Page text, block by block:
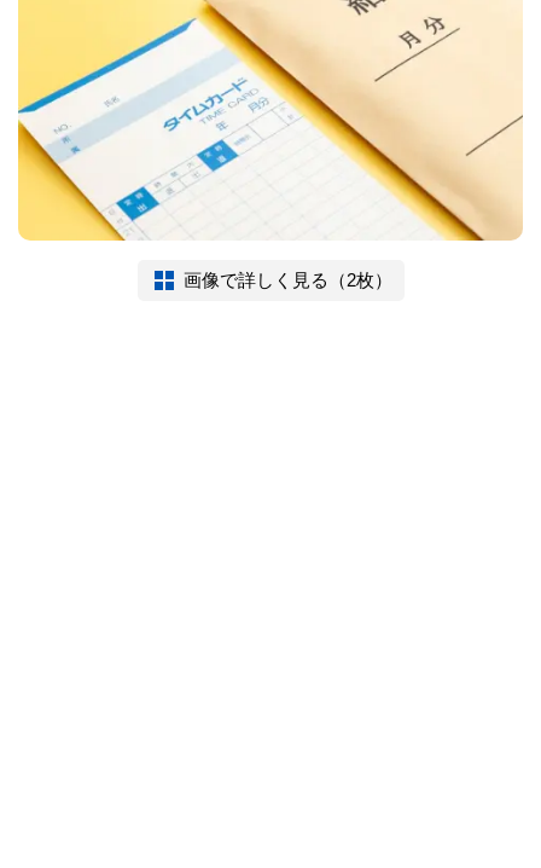
画像で詳しく見る（2枚）